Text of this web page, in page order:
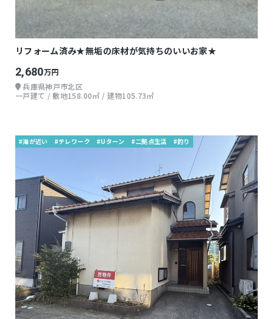
リフォーム済み★無垢の床材が気持ちのいいお家★
2,680万円
兵庫県神戸市北区
一戸建て / 敷地158.00㎡ / 建物105.73㎡
#海が近い #テレワーク #Uターン #二拠点生活 #釣り